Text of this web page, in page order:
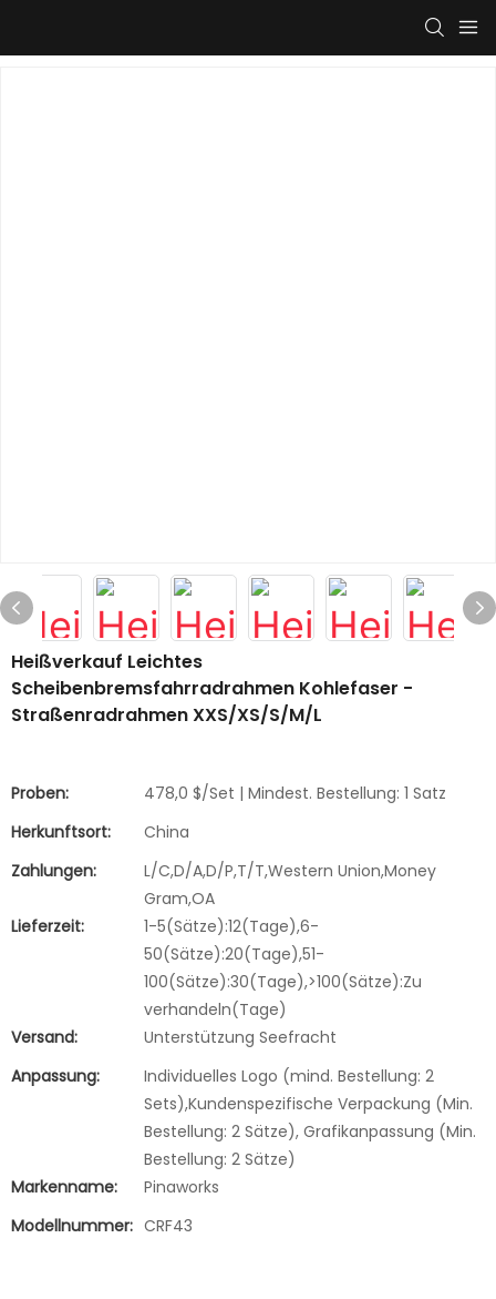
Heißverkauf Leichtes
Scheibenbremsfahrradrahmen Kohlefaser -
Straßenradrahmen XXS/XS/S/M/L
Proben:
478,0 $/Set | Mindest. Bestellung: 1 Satz
Herkunftsort:
China
Zahlungen:
L/C,D/A,D/P,T/T,Western Union,Money
Gram,OA
Lieferzeit:
1-5(Sätze):12(Tage),6-
50(Sätze):20(Tage),51-
100(Sätze):30(Tage),>100(Sätze):Zu
verhandeln(Tage)
Versand:
Unterstützung Seefracht
Anpassung:
Individuelles Logo (mind. Bestellung: 2
Sets),Kundenspezifische Verpackung (Min.
Bestellung: 2 Sätze), Grafikanpassung (Min.
Bestellung: 2 Sätze)
Markenname:
Pinaworks
Modellnummer: CRF43